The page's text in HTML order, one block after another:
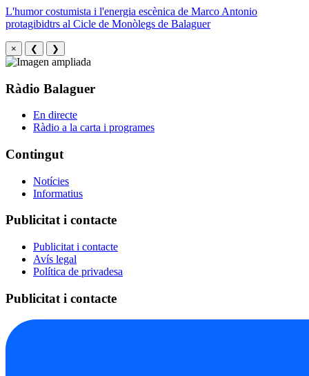
L'humor costumista i l'energia escènica de Marco Antonio
protagibidtrs al Cicle de Monòlegs de Balaguer
× ❮ ❯
Ràdio Balaguer
En directe
Ràdio a la carta i programes
Contingut
Notícies
Informatius
Publicitat i contacte
Publicitat i contacte
Avís legal
Política de privadesa
Publicitat i contacte